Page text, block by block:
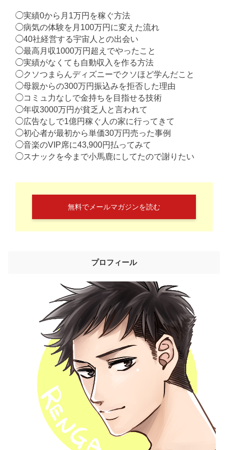
◯実績0から月1万円を稼ぐ方法
◯病気の体験を月100万円に変えた流れ
◯40社経営する宇宙人との出会い
◯最高月収1000万円超えでやったこと
◯実績がなくても自動収入を作る方法
◯クソつまらんディズニーでクソほど学んだこと
◯母親からの300万円振込みを拒否した理由
◯コミュ力なしで金持ちを目指せる技術
◯年収3000万円が貧乏人と言われて
◯広告なしで1億円稼ぐ人の家に行ってきて
◯初心者が最初から単価30万円売った事例
◯音楽のVIP席に43,900円払ってみて
◯スナックを今まで小馬鹿にしてたので謝りたい
無料でメールマガジンを読む
プロフィール